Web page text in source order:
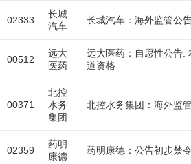
02333
长城
汽车
长城汽车：海外监管公
00512
远大
医药
远大医药：自愿性公告:
道资格
00371
北控
水务
集团
北控水务集团：海外监
02359
药明
康德
药明康德：公告初步禁令